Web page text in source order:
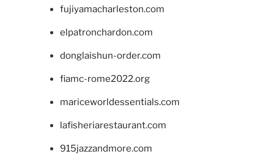
fujiyamacharleston.com
elpatronchardon.com
donglaishun-order.com
fiamc-rome2022.org
mariceworldessentials.com
lafisheriarestaurant.com
915jazzandmore.com